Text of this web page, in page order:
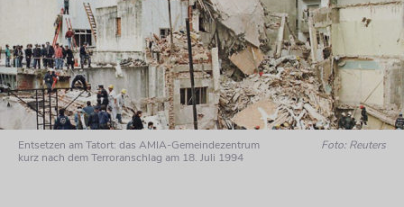
Entsetzen am Tatort: das AMIA-Gemeindezentrum
kurz nach dem Terroranschlag am 18. Juli 1994
Foto: Reuters